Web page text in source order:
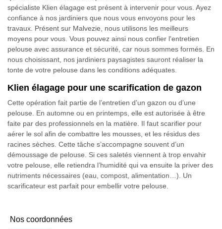
spécialiste Klien élagage est présent à intervenir pour vous. Ayez
confiance à nos jardiniers que nous vous envoyons pour les
travaux. Présent sur Malvezie, nous utilisons les meilleurs
moyens pour vous. Vous pouvez ainsi nous confier l'entretien
pelouse avec assurance et sécurité, car nous sommes formés. En
nous choisissant, nos jardiniers paysagistes sauront réaliser la
tonte de votre pelouse dans les conditions adéquates.
Klien élagage pour une scarification de gazon
Cette opération fait partie de l’entretien d’un gazon ou d’une
pelouse. En automne ou en printemps, elle est autorisée à être
faite par des professionnels en la matière. Il faut scarifier pour
aérer le sol afin de combattre les mousses, et les résidus des
racines sèches. Cette tâche s’accompagne souvent d’un
démoussage de pelouse. Si ces saletés viennent à trop envahir
votre pelouse, elle retiendra l’humidité qui va ensuite la priver des
nutriments nécessaires (eau, compost, alimentation…). Un
scarificateur est parfait pour embellir votre pelouse.
Nos coordonnées